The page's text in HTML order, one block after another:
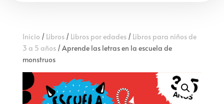
Inicio / Libros/ Libros por edades/ Libros para niños de
3 a 5 años/ Aprende las letras en la escuela de
monstruos